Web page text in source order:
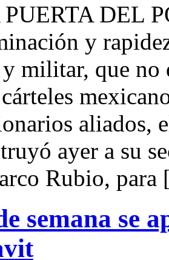
PUERTA DEL
y
militar, que no
aliados,
ayer a su
Rubio,
semana se